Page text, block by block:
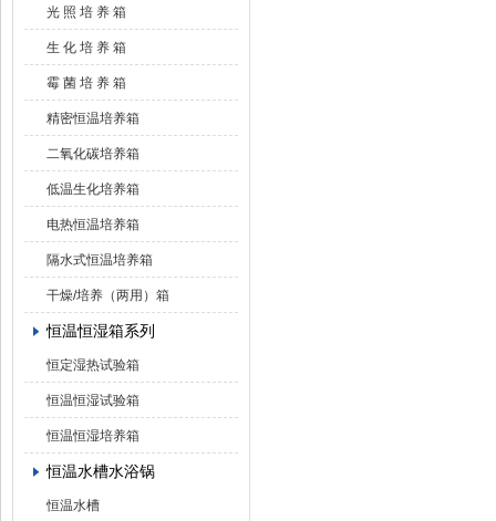
光 照 培 养 箱
生 化 培 养 箱
霉 菌 培 养 箱
精密恒温培养箱
二氧化碳培养箱
低温生化培养箱
电热恒温培养箱
隔水式恒温培养箱
干燥/培养（两用）箱
恒温恒湿箱系列
恒定湿热试验箱
恒温恒湿试验箱
恒温恒湿培养箱
恒温水槽水浴锅
恒温水槽